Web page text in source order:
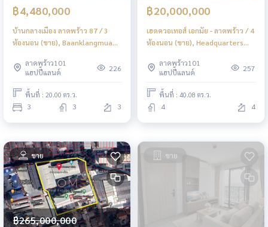
฿4,480,000
บ้านกลางเมือง ลาดพร้าว 87 / 3
ห้องนอน (ขาย), Baanklangmuang
SALE) FAHS032
ลาดพร้าว101
แฮปปี้แลนด์
226
พื้นที่ : 20.00 ตร.ว.
3 3 3
฿20,000,000
เฮดควอเทอส์ เอกมัย - ลาดพร้าว / 4
ห้องนอน (ขาย), Headquarters
(FOR SALE) TPM320
ลาดพร้าว101
แฮปปี้แลนด์
257
พื้นที่ : 40.08 ตร.ว.
4 4
ขาย
฿265,000,000
ขาย